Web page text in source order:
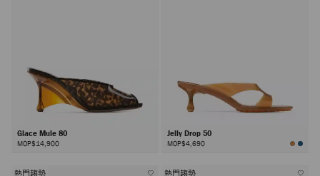
Glace Mule 80
MOP$14,900
Jelly Drop 50
MOP$4,690
熱門趨勢 熱門趨勢